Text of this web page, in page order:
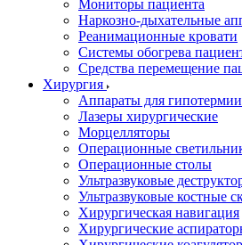
Мониторы пациента
Наркозно-дыхательные
Реанимационные кровати
Системы обогрева
Средства перемещение
Хирургия
Аппараты для гипотермии
Лазеры хирургические
Морцелляторы
Операционные
Операционные столы
Ультразвуковые
Ультразвуковые костные
Хирургическая навигация
Хирургические